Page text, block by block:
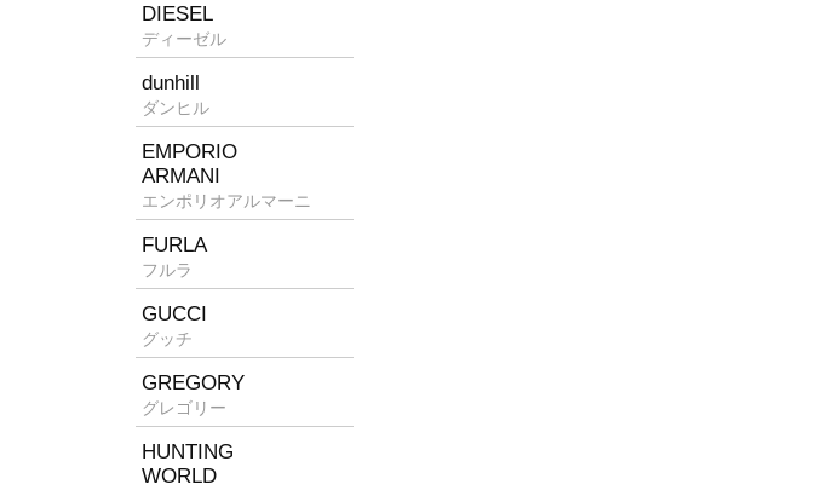
DIESEL
ディーゼル
dunhill
ダンヒル
EMPORIO
ARMANI
エンポリオアルマーニ
FURLA
フルラ
GUCCI
グッチ
GREGORY
グレゴリー
HUNTING
WORLD